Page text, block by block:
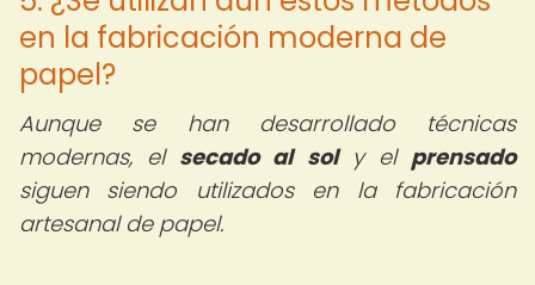
en la fabricación moderna de
papel?
Aunque se han desarrollado técnicas
modernas, el secado al soly el prensado
siguen siendo utilizados en la fabricación
artesanal de papel.